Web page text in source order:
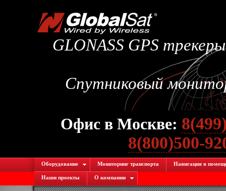
GLONASS GPS
Спутниковый
Офис в Москве:
8(800)500-
Оборудование Мониторинг транспорта Навигация в
Наши проекты О компании